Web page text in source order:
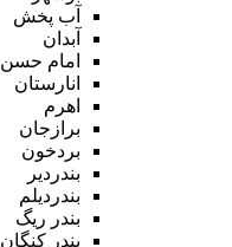
آب پخش
آبدان
امام حسن
انارستان
اهرم
برازجان
بردخون
بندردیر
بندردیلم
بندر ریگ
بندر کنگان